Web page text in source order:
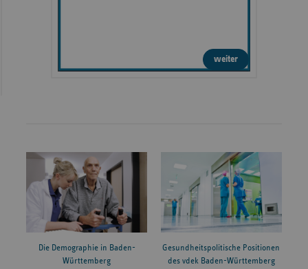
weiter
Die Demographie in Baden-
Württemberg
Gesundheitspolitische Positionen
des vdek Baden-Württemberg